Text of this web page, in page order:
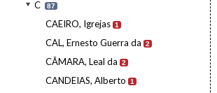
C 87
CAEIRO, Igrejas 1
CAL, Ernesto Guerra da 2
CÂMARA, Leal da 2
CANDEIAS, Alberto 1